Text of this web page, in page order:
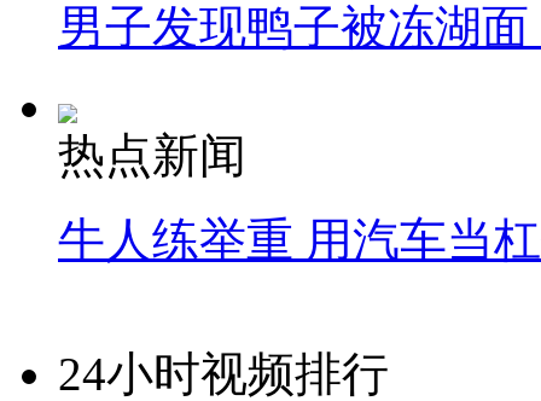
男子发现鸭子被冻湖
热点新闻
牛人练举重 用汽车当
24小时视频排行